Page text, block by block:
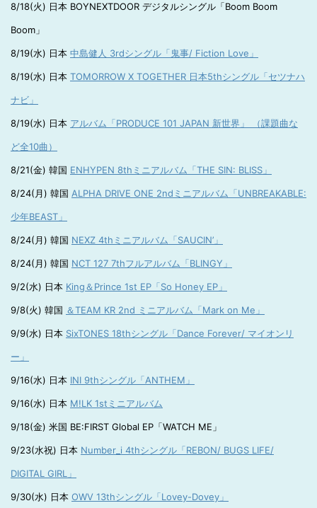
8/18(火) 日本 BOYNEXTDOOR デジタルシングル「Boom Boom
Boom」
8/19(水) 日本 中島健人 3rdシングル「鬼事/ Fiction Love」
8/19(水) 日本 TOMORROW X TOGETHER 日本5thシングル「セツナハ
ナビ」
8/19(水) 日本 アルバム「PRODUCE 101 JAPAN 新世界」 （課題曲な
ど全10曲）
8/21(金) 韓国 ENHYPEN 8thミニアルバム「THE SIN: BLISS」
8/24(月) 韓国 ALPHA DRIVE ONE 2ndミニアルバム「UNBREAKABLE:
少年BEAST」
8/24(月) 韓国 NEXZ 4thミニアルバム「SAUCIN’」
8/24(月) 韓国 NCT 127 7thフルアルバム「BLINGY」
9/2(水) 日本 King＆Prince 1st EP「So Honey EP」
9/8(火) 韓国 ＆TEAM KR 2nd ミニアルバム「Mark on Me」
9/9(水) 日本 SixTONES 18thシングル「Dance Forever/ マイオンリ
ー」
9/16(水) 日本 INI 9thシングル「ANTHEM」
9/16(水) 日本 M!LK 1stミニアルバム
9/18(金) 米国 BE:FIRST Global EP「WATCH ME」
9/23(水祝) 日本 Number_i 4thシングル「REBON/ BUGS LIFE/
DIGITAL GIRL」
9/30(水) 日本 OWV 13thシングル「Lovey-Dovey」